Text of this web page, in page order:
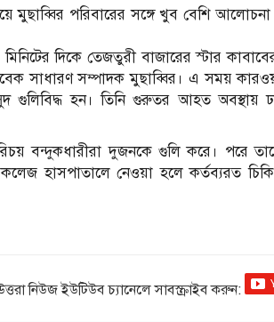
মুছাব্বির পরিবারের সঙ্গে খুব বেশি
দিকে তেজতুরী বাজারের স্টার
সাধারণ সম্পাদক মুছাব্বির। এ সময়
গুলিবিদ্ধ হন। তিনি গুরুতর আহত অবস্থায়
বন্দুকধারীরা দুজনকে গুলি করে। পরে
হাসপাতালে নেওয়া হলে কর্তব্যরত
নিউজ ইউটিউব চ্যানেলে সাবস্ক্রাইব করুন: